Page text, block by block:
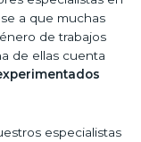
a que muchas
de trabajos
de ellas cuenta
especialistas